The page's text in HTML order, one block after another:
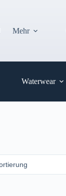
Mehr
Waterwear